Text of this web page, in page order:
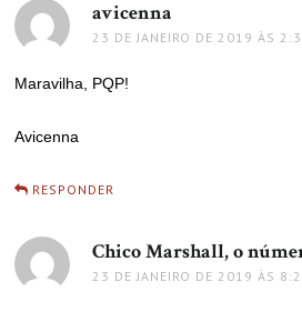
avicenna
23 DE JANEIRO DE 2019 ÀS
Maravilha, PQP!
Avicenna
RESPONDER
Chico Marshall, o
23 DE JANEIRO DE 2019 ÀS